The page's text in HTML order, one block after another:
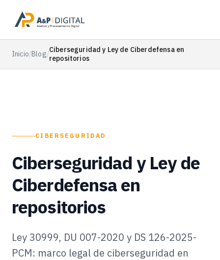
Inicio/Blog/Ciberseguridad y Ley de Ciberdefensa en
repositorios
CIBERSEGURIDAD
Ciberseguridad y Ley de
Ciberdefensa en
repositorios
Ley 30999, DU 007-2020 y DS 126-2025-
PCM: marco legal de ciberseguridad en